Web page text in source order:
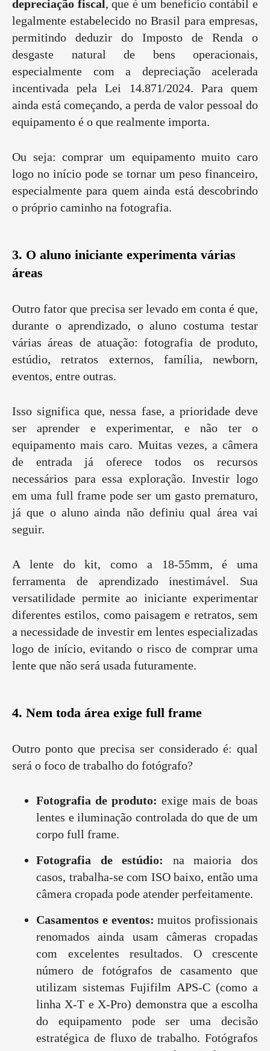
depreciação fiscal , que é um benefício contábil e
legalmente estabelecido no Brasil para empresas,
permitindo deduzir do Imposto de Renda o
desgaste natural de bens operacionais,
especialmente com a depreciação acelerada
incentivada pela Lei 14.871/2024. Para quem
ainda está começando, a perda de valor pessoal do
equipamento é o que realmente importa.
Ou seja: comprar um equipamento muito caro
logo no início pode se tornar um peso financeiro,
especialmente para quem ainda está descobrindo
o próprio caminho na fotografia.
3. O aluno iniciante experimenta várias
áreas
Outro fator que precisa ser levado em conta é que,
durante o aprendizado, o aluno costuma testar
várias áreas de atuação: fotografia de produto,
estúdio, retratos externos, família, newborn,
eventos, entre outras.
Isso significa que, nessa fase, a prioridade deve
ser aprender e experimentar, e não ter o
equipamento mais caro. Muitas vezes, a câmera
de entrada já oferece todos os recursos
necessários para essa exploração. Investir logo
em uma full frame pode ser um gasto prematuro,
já que o aluno ainda não definiu qual área vai
seguir.
A lente do kit, como a 18-55mm, é uma
ferramenta de aprendizado inestimável. Sua
versatilidade permite ao iniciante experimentar
diferentes estilos, como paisagem e retratos, sem
a necessidade de investir em lentes especializadas
logo de início, evitando o risco de comprar uma
lente que não será usada futuramente.
4. Nem toda área exige full frame
Outro ponto que precisa ser considerado é: qual
será o foco de trabalho do fotógrafo?
Fotografia de produto: exige mais de boas
lentes e iluminação controlada do que de um
corpo full frame.
Fotografia de estúdio:
na maioria dos
casos, trabalha-se com ISO baixo, então uma
câmera cropada pode atender perfeitamente.
Casamentos e eventos: muitos profissionais
renomados ainda usam câmeras cropadas
com excelentes resultados. O crescente
número de fotógrafos de casamento que
utilizam sistemas Fujifilm APS-C (como a
linha X-T e X-Pro) demonstra que a escolha
do equipamento pode ser uma decisão
estratégica de fluxo de trabalho. Fotógrafos